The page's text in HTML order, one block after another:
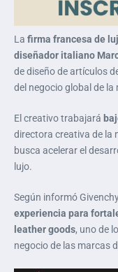
La firma francesa de
diseñador italiano
de diseño de artículos
del negocio global de la
El creativo trabajará
directora creativa de la
busca acelerar el
lujo.
Según informó
experiencia para
leather goods, uno de
negocio de las marcas